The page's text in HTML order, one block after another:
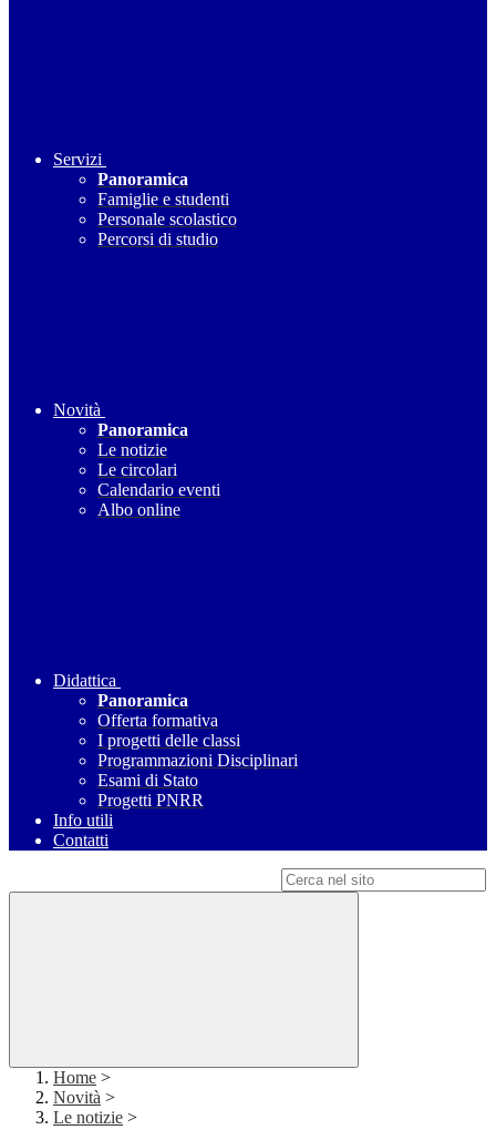
Servizi
Panoramica
Famiglie e studenti
Personale scolastico
Percorsi di studio
Novità
Panoramica
Le notizie
Le circolari
Calendario eventi
Albo online
Didattica
Panoramica
Offerta formativa
I progetti delle classi
Programmazioni Disciplinari
Esami di Stato
Progetti PNRR
Info utili
Contatti
Home >
Novità >
Le notizie >